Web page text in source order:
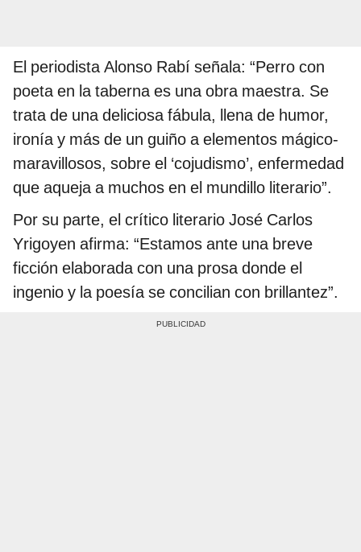
El periodista Alonso Rabí señala: “Perro con
poeta en la taberna es una obra maestra. Se
trata de una deliciosa fábula, llena de humor,
ironía y más de un guiño a elementos mágico-
maravillosos, sobre el ‘cojudismo’, enfermedad
que aqueja a muchos en el mundillo literario”.
Por su parte, el crítico literario José Carlos
Yrigoyen afirma: “Estamos ante una breve
ficción elaborada con una prosa donde el
ingenio y la poesía se concilian con brillantez”.